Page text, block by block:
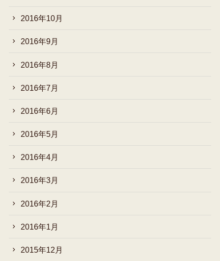
2016年10月
2016年9月
2016年8月
2016年7月
2016年6月
2016年5月
2016年4月
2016年3月
2016年2月
2016年1月
2015年12月